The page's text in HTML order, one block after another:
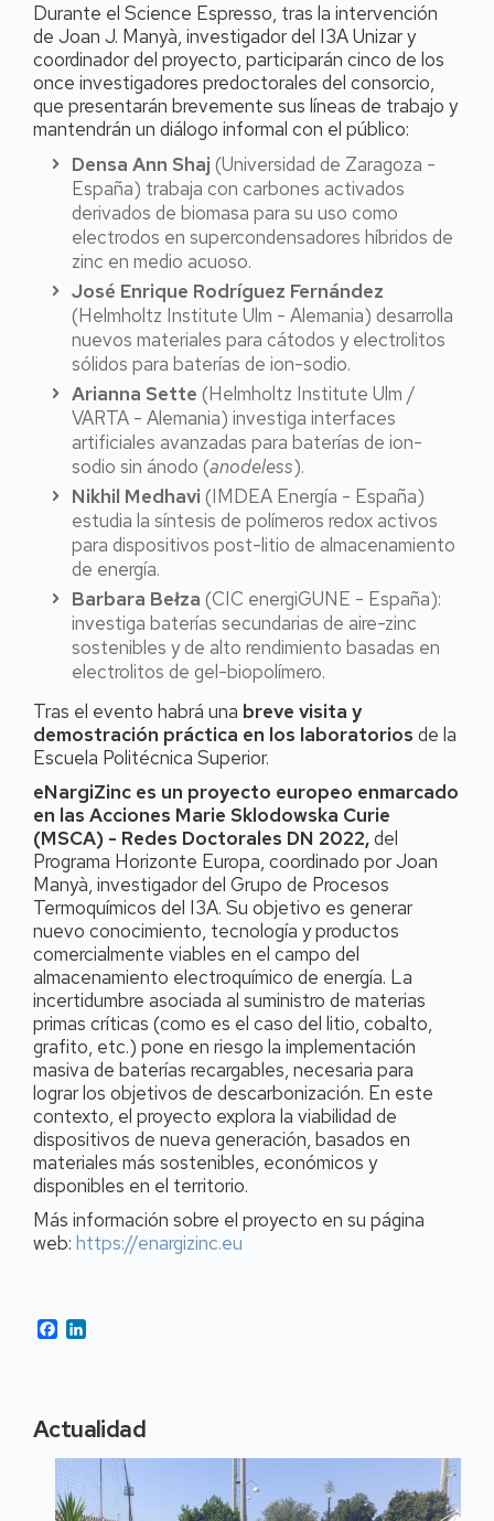
Durante el Science Espresso, tras la intervención
de Joan J. Manyà, investigador del I3A Unizar y
coordinador del proyecto, participarán cinco de los
once investigadores predoctorales del consorcio,
que presentarán brevemente sus líneas de trabajo y
mantendrán un diálogo informal con el público:
Densa Ann Shaj (Universidad de Zaragoza -
España) trabaja con carbones activados
derivados de biomasa para su uso como
electrodos en supercondensadores híbridos de
zinc en medio acuoso.
José Enrique Rodríguez Fernández
(Helmholtz Institute Ulm - Alemania) desarrolla
nuevos materiales para cátodos y electrolitos
sólidos para baterías de ion-sodio.
Arianna Sette (Helmholtz Institute Ulm /
VARTA - Alemania) investiga interfaces
artificiales avanzadas para baterías de ion-
sodio sin ánodo (anodeless).
Nikhil Medhavi (IMDEA Energía - España)
estudia la síntesis de polímeros redox activos
para dispositivos post-litio de almacenamiento
de energía.
Barbara Bełza (CIC energiGUNE - España):
investiga baterías secundarias de aire-zinc
sostenibles y de alto rendimiento basadas en
electrolitos de gel-biopolímero.
Tras el evento habrá una breve visita y
demostración práctica en los laboratorios de la
Escuela Politécnica Superior.
eNargiZinc es un proyecto europeo enmarcado
en las Acciones Marie Sklodowska Curie
(MSCA) - Redes Doctorales DN 2022,del
Programa Horizonte Europa, coordinado por Joan
Manyà, investigador del Grupo de Procesos
Termoquímicos del I3A. Su objetivo es generar
nuevo conocimiento, tecnología y productos
comercialmente viables en el campo del
almacenamiento electroquímico de energía. La
incertidumbre asociada al suministro de materias
primas críticas (como es el caso del litio, cobalto,
grafito, etc.) pone en riesgo la implementación
masiva de baterías recargables, necesaria para
lograr los objetivos de descarbonización. En este
contexto, el proyecto explora la viabilidad de
dispositivos de nueva generación, basados en
materiales más sostenibles, económicos y
disponibles en el territorio.
Más información sobre el proyecto en su página
web: https://enargizinc.eu
Facebook
Actualidad